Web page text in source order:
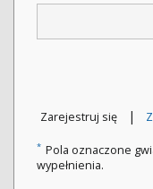
Zarejestruj się |
* Pola oznaczone
wypełnienia.